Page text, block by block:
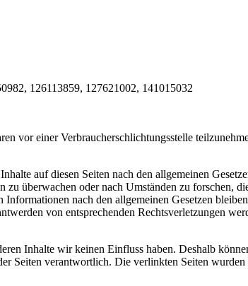
126113859, 127621002, 141015032
vor einer Verbraucherschlichtungsstelle
auf diesen Seiten nach den allgemeinen
überwachen oder nach Umständen zu forschen,
nach den allgemeinen Gesetzen
von entsprechenden Rechtsverletzungen
Inhalte wir keinen Einfluss haben. Deshalb
Seiten verantwortlich. Die verlinkten Seiten